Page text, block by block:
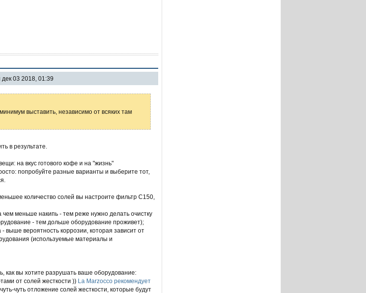
дек 03 2018, 01:39
выставить, независимо от всяких там
в результате.
на вкус готового кофе и на "жизнь"
попробуйте разные варианты и выберите тот,
количество солей вы настроите фильтр C150,
меньше накипь - тем реже нужно делать очистку
- тем дольше оборудование проживет);
выше вероятность коррозии, которая зависит от
(используемые материалы и
как вы хотите разрушать ваше оборудование:
от солей жесткости )) La Marzocco рекомендует
чуть отложение солей жесткости, которые будут